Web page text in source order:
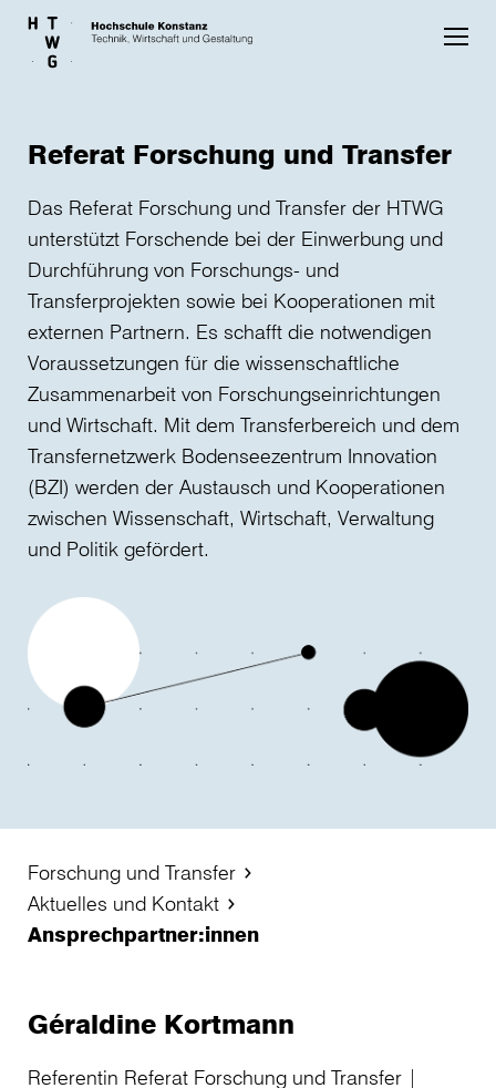
Skip to main content
Referat Forschung und Transfer
Das Referat Forschung und Transfer der HTWG
unterstützt Forschende bei der Einwerbung und
Durchführung von Forschungs- und
Transferprojekten sowie bei Kooperationen mit
externen Partnern. Es schafft die notwendigen
Voraussetzungen für die wissenschaftliche
Zusammenarbeit von Forschungseinrichtungen
und Wirtschaft. Mit dem Transferbereich und dem
Transfernetzwerk Bodenseezentrum Innovation
(BZI) werden der Austausch und Kooperationen
zwischen Wissenschaft, Wirtschaft, Verwaltung
und Politik gefördert.
Forschung und Transfer
Aktuelles und Kontakt
Ansprechpartner:innen
Géraldine Kortmann
Referentin Referat Forschung und Transfer |